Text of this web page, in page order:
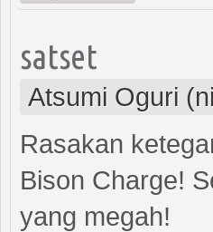
satset
Atsumi Oguri
Rasakan
Bison Charge!
yang megah!